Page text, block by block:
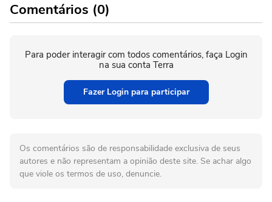
Comentários (0)
Para poder interagir com todos comentários, faça Login
na sua conta Terra
Fazer Login para participar
Os comentários são de responsabilidade exclusiva de seus
autores e não representam a opinião deste site. Se achar algo
que viole os termos de uso, denuncie.